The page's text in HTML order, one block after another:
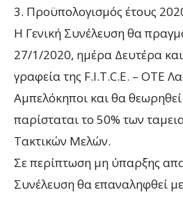
3. Προϋπολογισμός έτους
Η Γενική Συνέλευση θα
27/1/2020, ημέρα Δευτέρα
γραφεία της F.I.T.C.E. – ΟΤΕ
Αμπελόκηποι και θα
παρίσταται το 50% των
Τακτικών Μελών.
Σε περίπτωση μη ύπαρξης
Συνέλευση θα επαναληφθεί